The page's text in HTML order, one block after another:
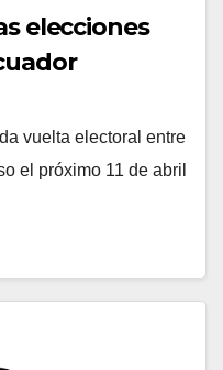
elecciones
vuelta electoral entre
el próximo 11 de abril